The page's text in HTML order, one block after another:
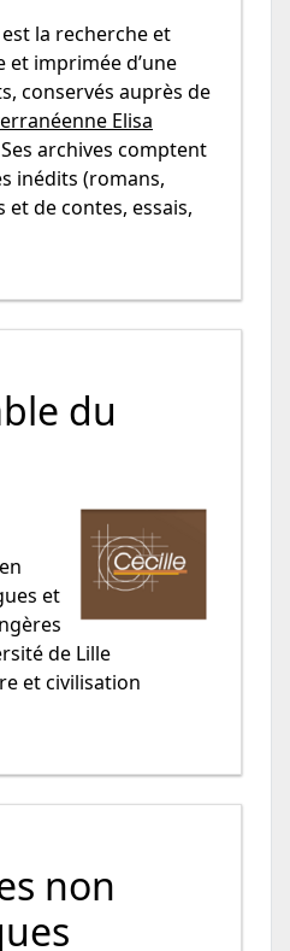
la recherche et
et imprimée d’une
conservés auprès de
Elisa
archives comptent
inédits (romans,
et de contes, essais,
du
et
de Lille
et civilisation
non